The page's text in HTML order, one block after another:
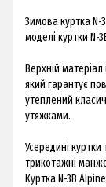
Зимова куртка N-
моделі куртки N-
Верхній
який гарантує
утеплений
утяжками.
Усередині
трикотажні
Куртка N-3B